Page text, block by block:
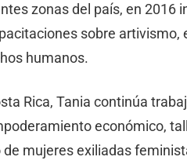
zonas del país, en 2016
sobre artivismo,
humanos.
Rica, Tania continúa
económico,
de mujeres exiliadas